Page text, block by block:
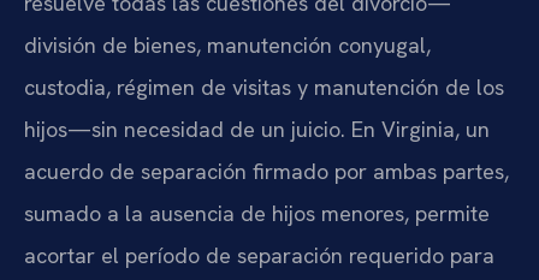
división de bienes, manutención conyugal,
custodia, régimen de visitas y manutención de los
hijos—sin necesidad de un juicio. En Virginia, un
acuerdo de separación firmado por ambas partes,
sumado a la ausencia de hijos menores, permite
acortar el período de separación requerido para